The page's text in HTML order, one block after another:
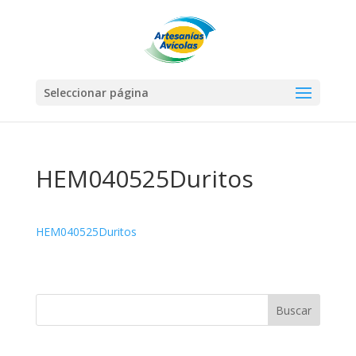
Seleccionar página
HEM040525Duritos
HEM040525Duritos